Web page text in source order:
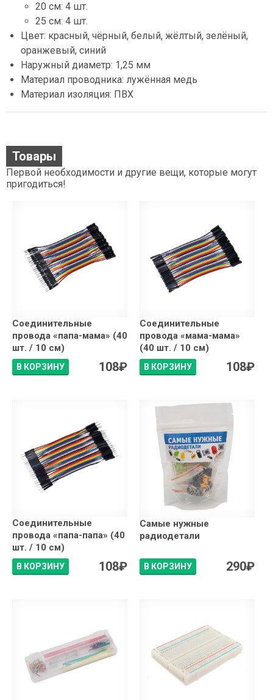
20 см: 4 шт.
25 см: 4 шт.
Цвет: красный, чёрный, белый, жёлтый, зелёный,
оранжевый, синий
Наружный диаметр: 1,25 мм
Материал проводника: лужённая медь
Материал изоляция: ПВХ
Товары
Первой необходимости и другие вещи, которые могут
пригодиться!
Соединительные
провода «папа-мама» (40
шт. / 10 см)
В КОРЗИНУ 108₽
Соединительные
провода «мама-мама»
(40 шт. / 10 см)
В КОРЗИНУ 108₽
Соединительные
провода «папа-папа» (40
шт. / 10 см)
В КОРЗИНУ 108₽
Самые нужные
радиодетали
В КОРЗИНУ 290₽